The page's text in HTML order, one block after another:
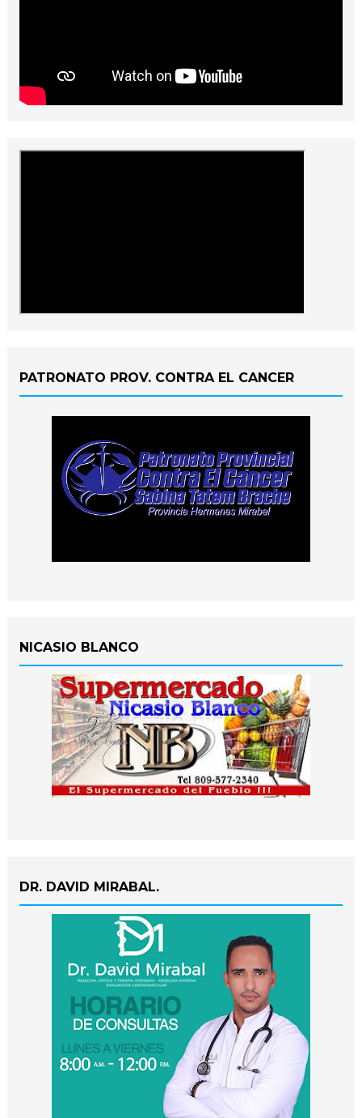
PATRONATO PROV. CONTRA EL CANCER
NICASIO BLANCO
DR. DAVID MIRABAL.